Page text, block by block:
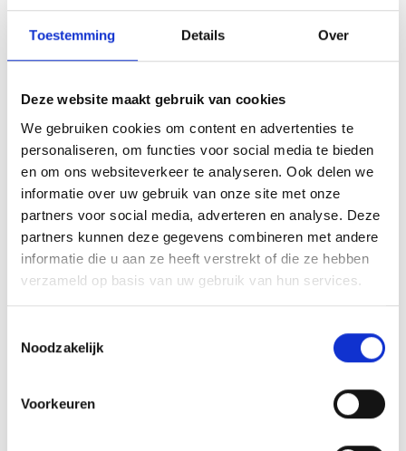
Toestemming Details Over
Deze website maakt gebruik van cookies
We gebruiken cookies om content en advertenties te
personaliseren, om functies voor social media te bieden
en om ons websiteverkeer te analyseren. Ook delen we
informatie over uw gebruik van onze site met onze
partners voor social media, adverteren en analyse. Deze
partners kunnen deze gegevens combineren met andere
informatie die u aan ze heeft verstrekt of die ze hebben
verzameld op basis van uw gebruik van hun services.
Noodzakelijk
Voorkeuren
Assortiment
Afschermpalen
Beschermingsrail type B
Vangrail type A
Kolombeschermers
Doorrijbeveiliging-Stootbalken
Aanrijdbeugels
Stellingbeschermers
Laadpaal & laadstation bescherming
RVS aanrijbeveiliging
Doorrijhoogtebeveiliging